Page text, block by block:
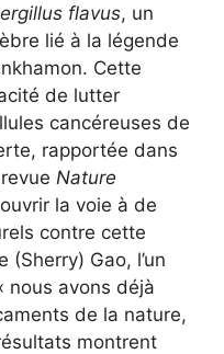
flavus, un
lié à la légende
Cette
de lutter
cancéreuses de
rapportée dans
Nature
la voie à de
contre cette
(Sherry) Gao, l’un
nous avons déjà
de la nature,
montrent